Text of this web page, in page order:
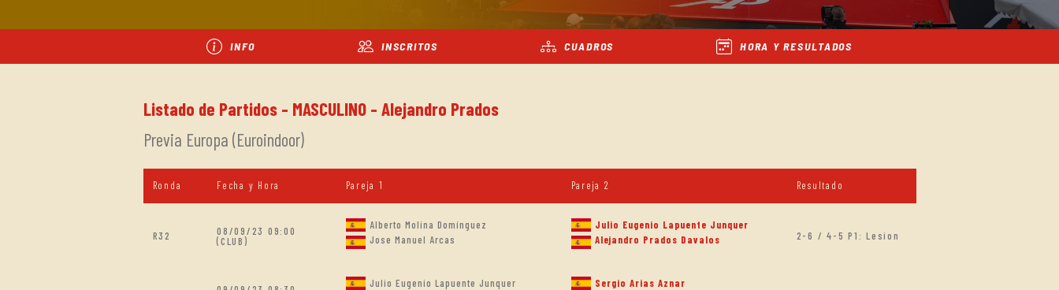
INFO INSCRITOS CUADROS HORA Y RESULTADOS
Listado de Partidos - MASCULINO - Alejandro Prados
Previa Europa (Euroindoor)
Ronda Fecha y Hora Pareja 1 Pareja 2 Resultado
R32
08/09/23 09:00
(CLUB)
Alberto Molina Domínguez
Jose Manuel Arcas
Julio Eugenio Lapuente Junquer
Alejandro Prados Davalos
2-6 / 4-5 P1: Lesion
Julio Eugenio Lapuente Junquer
Sergio Arias Aznar